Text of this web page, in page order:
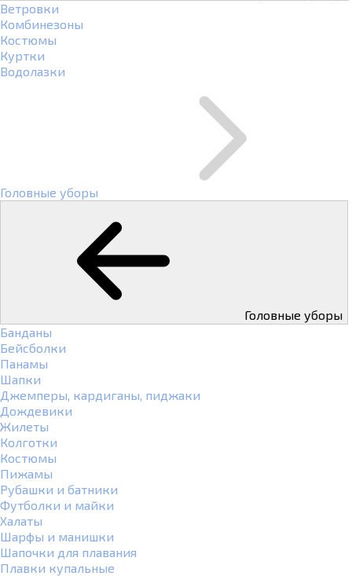
Ветровки
Комбинезоны
Костюмы
Куртки
Водолазки
Головные уборы
Головные уборы
Банданы
Бейсболки
Панамы
Шапки
Джемперы, кардиганы, пиджаки
Дождевики
Жилеты
Колготки
Костюмы
Пижамы
Рубашки и батники
Футболки и майки
Халаты
Шарфы и манишки
Шапочки для плавания
Плавки купальные